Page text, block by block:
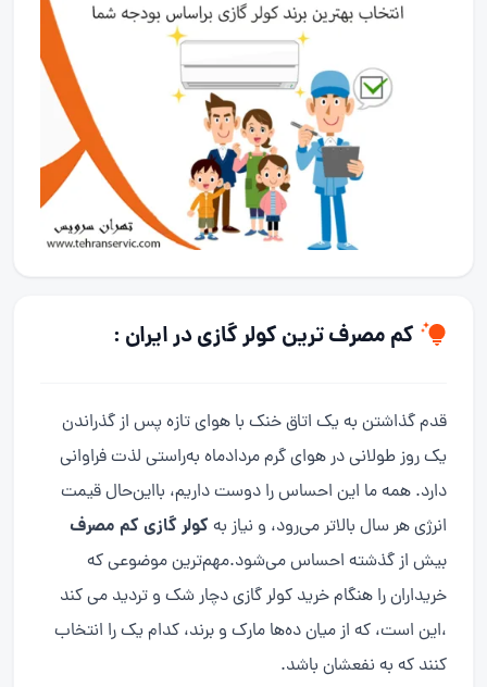
کم مصرف ترین کولر گازی در ایران :
قدم گذاشتن به یک اتاق خنک با هوای تازه پس از گذراندن
یک روز طولانی در هوای گرم مردادماه به‌راستی لذت فراوانی
دارد. همه ما این احساس را دوست داریم، بااین‌حال قیمت
انرژی هر سال بالاتر می‌رود، و نیاز بهکولر گازی کم‌ مصرف
بیش از گذشته احساس می‌شود.مهم‌ترین موضوعی که
خریداران را هنگام خرید کولر گازی دچار شک و تردید می کند
،این است، که از میان ده‌ها مارک و برند، کدام یک را انتخاب
کنند که به نفعشان باشد.